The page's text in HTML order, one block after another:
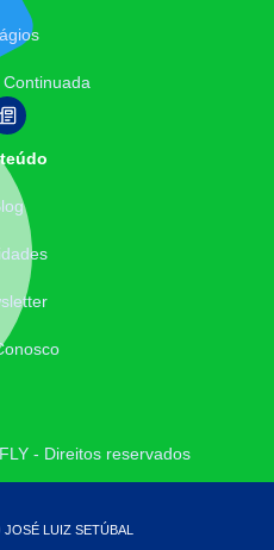
- Direitos reservados
LUIZ SETÚBAL